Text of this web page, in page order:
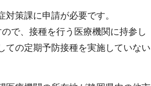
策課に申請が必要です。
で、接種を行う医療機関に持参し
ての定期予防接種を実施していない